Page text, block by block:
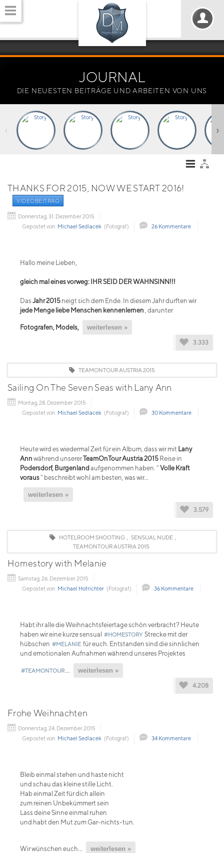
JOURNAL
DIE NEUESTEN BEITRÄGE UND ARBEITEN VON UNS
‹ ›
THANKS FOR 2015, NOW WE START 2016!
VIDEOBEITRAG
Donnerstag, 31. Dezember 2015
Gepostet von Michael Sedlacek (Fotograf) 26 Kommentare
Hallo meine Lieben,
gleich mal eines vorweg: IHR SEID DER WAHNSINN!!!
Das Jahr 2015 neigt sich dem Ende. In diesem Jahr durften wir
jede Menge liebe Menschen kennenlernen , darunter
Fotografen, Models,
weiterlesen »
3.333
TEAMONTOUR AUSTRIA 2015
Sailing On The Seven Seas with Lany Ann
Montag, 28. Dezember 2015
Gepostet von Michael Sedlacek (Fotograf) 30 Kommentare
Heute wird es wiedermal Zeit für ein Album, dass wir mit Lany
Ann während unsererTeamOnTour Austria 2015 Reise in
Podersdorf, Burgenland aufgenommen haben. " Volle Kraft
voraus" beschreibt wohl am besten, was wir...
weiterlesen »
3.579
HOTELROOM SHOOTING SENSUAL NUDE
TEAMONTOUR AUSTRIA 2015
Homestory with Melanie
Samstag, 26. Dezember 2015
Gepostet von Michael Hofrichter (Fotograf) 36 Kommentare
Habt ihr alle die Weihnachtsfeiertage schön verbracht? Heute
haben wir eine kurze sensual
#HOMESTORY Strecke mit der
hübschen #MELANIE für euch. Entstanden sind die sinnlichen
und emotionalen Aufnahmen während unseres Projektes
#TEAMONTOUR...
weiterlesen »
4.208
Frohe Weihnachten
Donnerstag, 24. Dezember 2015
Gepostet von Michael Sedlacek (Fotograf) 34 Kommentare
Bleib einmal stehen und haste nicht
und schau das kleine stille Licht.
Hab einmal Zeit für dich allein
zum reinen Unbekümmert sein
Lass deine Sinne einmal ruhen
und habt den Mut zum Gar-nichts-tun.
Wir wünschen euch...
weiterlesen »